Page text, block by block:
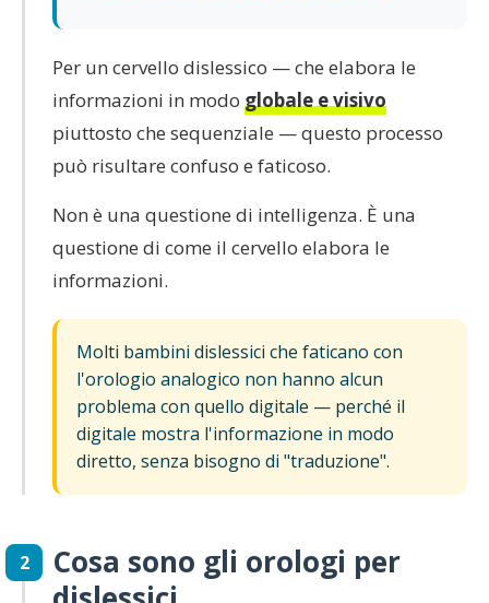
Per un cervello dislessico — che elabora le
informazioni in modo globale e visivo
piuttosto che sequenziale — questo processo
può risultare confuso e faticoso.
Non è una questione di intelligenza. È una
questione di come il cervello elabora le
informazioni.
Molti bambini dislessici che faticano con
l'orologio analogico non hanno alcun
problema con quello digitale — perché il
digitale mostra l'informazione in modo
diretto, senza bisogno di "traduzione".
2
Cosa sono gli orologi per